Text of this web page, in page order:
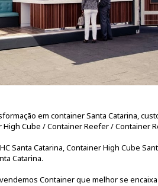
em container Santa Catarina,
High Cube / Container Reefer / Container
Santa Catarina, Container High Cube
Catarina.
Container que melhor se